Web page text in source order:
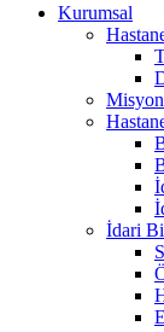
Kurumsal
İdari